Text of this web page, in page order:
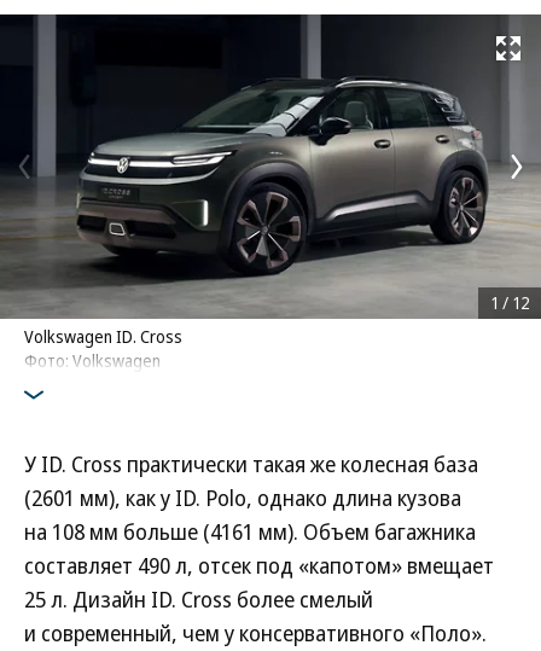
Развернуть
Volkswagen ID. Cross
Фото: Volkswagen
1 / 12
У ID. Cross практически такая же колесная база
(2601 мм), как у ID. Polo, однако длина кузова
на 108 мм больше (4161 мм). Объем багажника
составляет 490 л, отсек под «капотом» вмещает
25 л. Дизайн ID. Cross более смелый
и современный, чем у консервативного «Поло».